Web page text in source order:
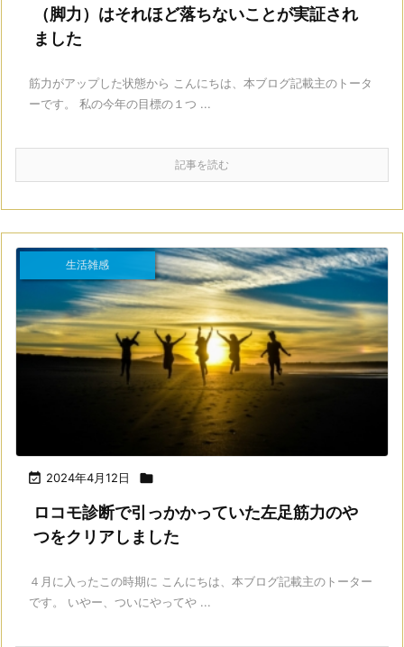
（脚力）はそれほど落ちないことが実証され
ました
筋力がアップした状態から こんにちは、本ブログ記載主のトータ
ーです。 私の今年の目標の１つ ...
記事を読む
 2024年4月12日 
生活雑感
ロコモ診断で引っかかっていた左足筋力のや
つをクリアしました
４月に入ったこの時期に こんにちは、本ブログ記載主のトーター
です。 いやー、ついにやってや ...